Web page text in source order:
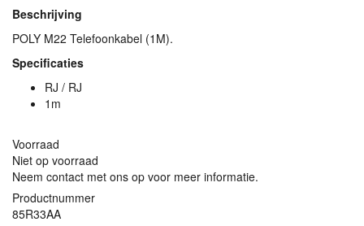
Beschrijving
POLY M22 Telefoonkabel (1M).
Specificaties
RJ / RJ
1m
Voorraad
Niet op voorraad
Neem contact met ons op voor meer informatie.
Productnummer
85R33AA